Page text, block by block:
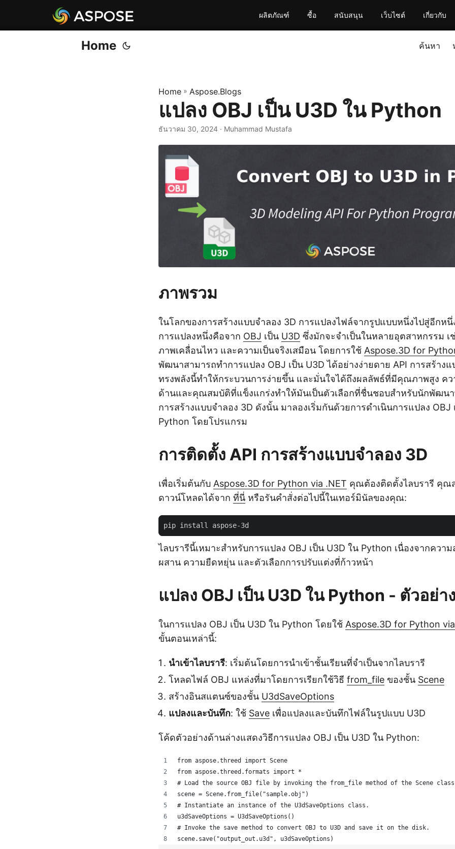
ผลิตภัณฑ์ ซื้อ สนับสนุน เว็บไซต์ เกี่ยวกับ
Home ค้นหา
Home » Aspose.Blogs
แปลง OBJ เป็น U3D ใน Python
ธันวาคม 30, 2024 · Muhammad Mustafa
ภาพรวม
ในโลกของการสร้างแบบจำลอง 3D การแปลงไฟล์จากรูปแบบหนึ่งไปสู่อีกห
การแปลงหนึ่งคือจาก OBJ เป็น U3D ซึ่งมักจะจำเป็นในหลายอุตสาหกรรม เ
ภาพเคลื่อนไหว และความเป็นจริงเสมือน โดยการใช้ Aspose.3D for
พัฒนาสามารถทำการแปลง OBJ เป็น U3D ได้อย่างง่ายดาย API การสร้าง
ทรงพลังนี้ทำให้กระบวนการง่ายขึ้น และมั่นใจได้ถึงผลลัพธ์ที่มีคุณภาพสูง คว
ด้านและคุณสมบัติที่แข็งแกร่งทำให้มันเป็นตัวเลือกที่ชื่นชอบสำหรับนักพัฒนา
การสร้างแบบจำลอง 3D ดังนั้น มาลองเริ่มกันด้วยการดำเนินการแปลง OBJ
Python โดยโปรแกรม
การติดตั้ง API การสร้างแบบจำลอง 3D
เพื่อเริ่มต้นกับ Aspose.3D for Python via .NET คุณต้องติดตั้งไลบรารี คุณ
ดาวน์โหลดได้จาก ที่นี่ หรือรันคำสั่งต่อไปนี้ในเทอร์มินัลของคุณ:
ไลบรารีนี้เหมาะสำหรับการแปลง OBJ เป็น U3D ใน Python เนื่องจากควา
ผสาน ความยืดหยุ่น และตัวเลือกการปรับแต่งที่ก้าวหน้า
แปลง OBJ เป็น U3D ใน Python - ตัวอย่า
ในการแปลง OBJ เป็น U3D ใน Python โดยใช้ Aspose.3D for Python
ขั้นตอนเหล่านี้:
นำเข้าไลบรารี: เริ่มต้นโดยการนำเข้าชั้นเรียนที่จำเป็นจากไลบรารี
โหลดไฟล์ OBJ แหล่งที่มาโดยการเรียกใช้วิธี from_file ของชั้น Scene
สร้างอินสแตนซ์ของชั้น U3dSaveOptions
แปลงและบันทึก: ใช้ Save เพื่อแปลงและบันทึกไฟล์ในรูปแบบ U3D
โค้ดตัวอย่างด้านล่างแสดงวิธีการแปลง OBJ เป็น U3D ใน Python:
from aspose.threed import Scene
from aspose.threed.formats import *
# Load the source OBJ file by invoking the from_file method of the Scene
scene = Scene.from_file("sample.obj")
# Instantiate an instance of the U3dSaveOptions class.
u3dSaveOptions = U3dSaveOptions()
# Invoke the save method to convert OBJ to U3D and save it on the disk.
scene.save("output_out.u3d", u3dSaveOptions)